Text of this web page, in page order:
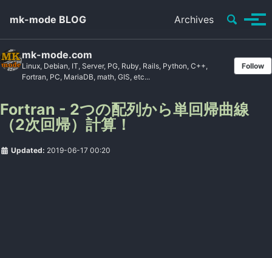
mk-mode BLOG Archives Toggle
mk-mode.com
Linux, Debian, IT, Server, PG, Ruby, Rails, Python, C++,
Fortran, PC, MariaDB, math, GIS, etc...
Follow
Fortran - 2つの配列から単回帰曲線
（2次回帰）計算！
Updated: 2019-06-17 00:20